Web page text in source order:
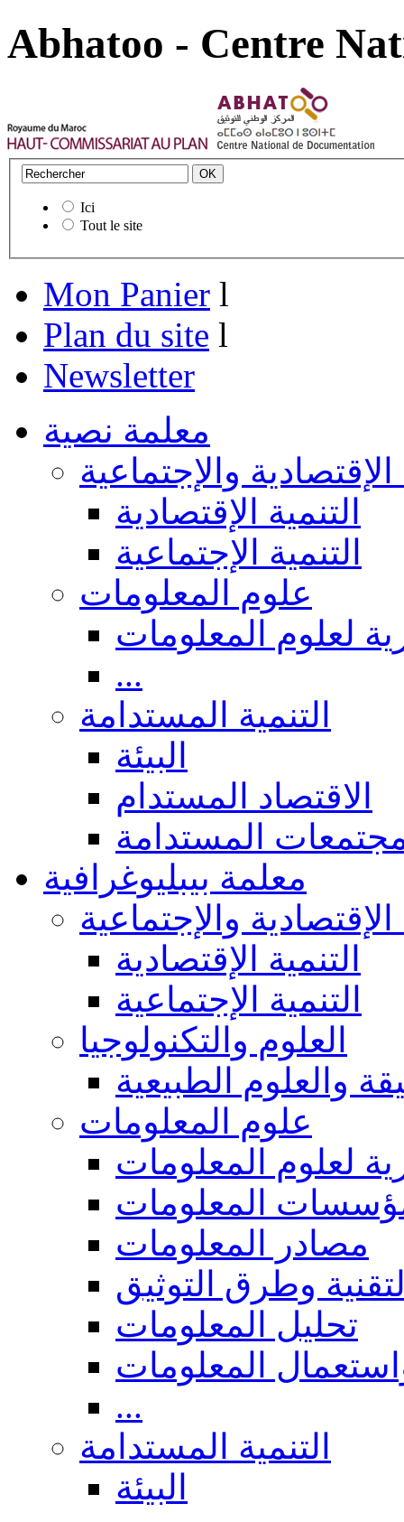
Abhatoo - Centre
Ici
Tout le site
Mon Panier l
Plan du site l
Newsletter
معلمة نصية
الإقتصادية والإجتماعية
التنمية الإقتصادية
التنمية الإجتماعية
علوم المعلومات
لعلوم المعلومات
...
التنمية المستدامة
البيئة
الاقتصاد المستدام
المستدامة
معلمة بيبليوغرافية
الإقتصادية والإجتماعية
التنمية الإقتصادية
التنمية الإجتماعية
العلوم والتكنولوجيا
والعلوم الطبيعية
علوم المعلومات
لعلوم المعلومات
المعلومات
مصادر المعلومات
وطرق التوثيق
تحليل المعلومات
المعلومات
...
التنمية المستدامة
البيئة